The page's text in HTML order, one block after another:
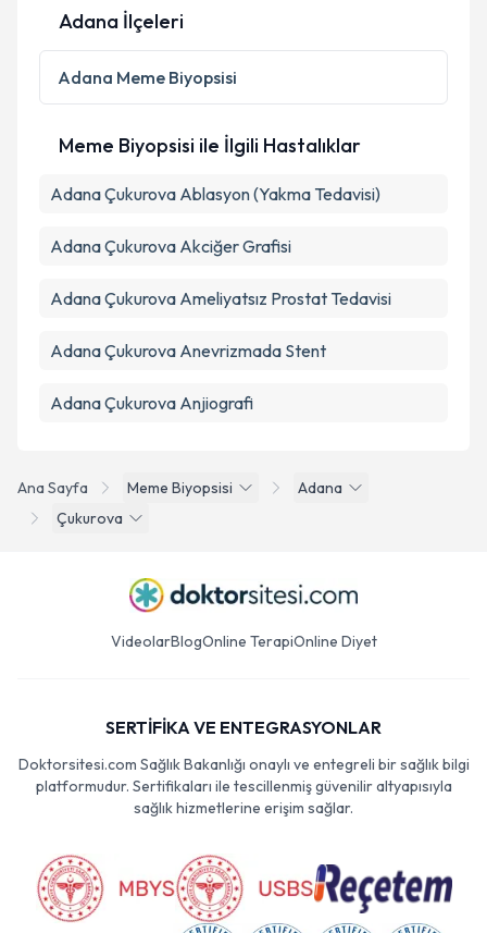
Kişisel verilerimin işlenmesine ilişkinAydınlatma
Metni
'ni okudum ve kişisel verilerimin belirtilen
kapsamda işlenmesini kabul ediyorum.
Takvim Talebini Gönder
Ana Sayfa Meme Biyopsisi
Adana
Çukurova
Adana İlçeleri
Adana Meme Biyopsisi
Meme Biyopsisi ile İlgili Hastalıklar
Adana Çukurova Ablasyon (Yakma Tedavisi)
Adana Çukurova Akciğer Grafisi
Adana Çukurova Ameliyatsız Prostat Tedavisi
Adana Çukurova Anevrizmada Stent
Adana Çukurova Anjiografi
VideolarBlogOnline TerapiOnline Diyet
SERTİFİKA VE ENTEGRASYONLAR
Doktorsitesi.com Sağlık Bakanlığı onaylı ve entegreli bir sağlık bilgi
platformudur. Sertifikaları ile tescillenmiş güvenilir altyapısıyla
sağlık hizmetlerine erişim sağlar.